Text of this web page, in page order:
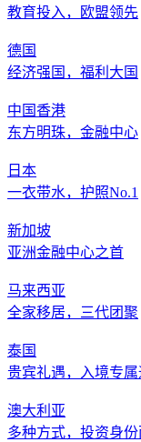
教育投入，欧盟领先
德国
经济强国，福利大国
中国香港
东方明珠，金融中心
日本
一衣带水，护照No.1
新加坡
亚洲金融中心之首
马来西亚
全家移居，三代团聚
泰国
贵宾礼遇，入境专
澳大利亚
多种方式，投资身